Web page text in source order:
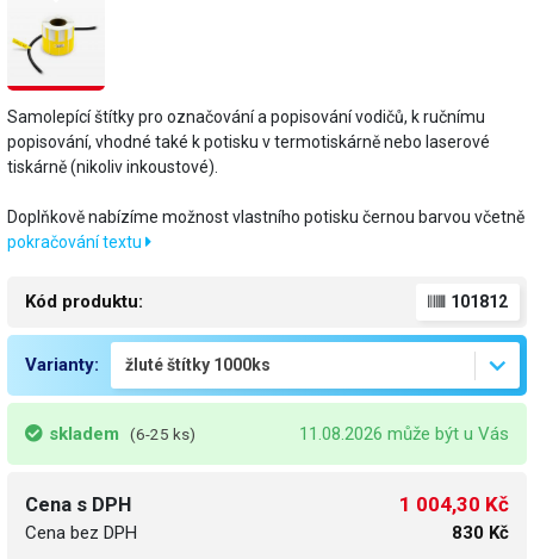
Samolepící štítky pro označování a popisování vodičů, k ručnímu
popisování, vhodné také k potisku v termotiskárně nebo laserové
tiskárně (nikoliv inkoustové).
Doplňkově nabízíme možnost vlastního potisku černou barvou včetně
pokračování textu
Kód produktu: 101812
Varianty:
skladem (6-25 ks) 11.08.2026 může být u Vás
Cena s DPH
Cena bez DPH
1 004,30 Kč
830 Kč